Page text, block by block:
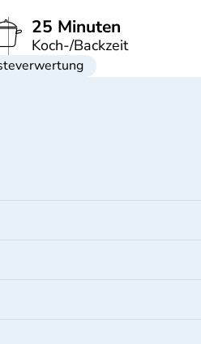
25 Minuten
Koch-/Backzeit